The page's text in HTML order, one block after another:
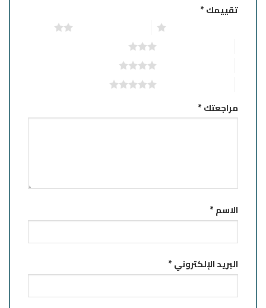
تقييمك*
مراجعتك*
الاسم*
البريد الإلكتروني*